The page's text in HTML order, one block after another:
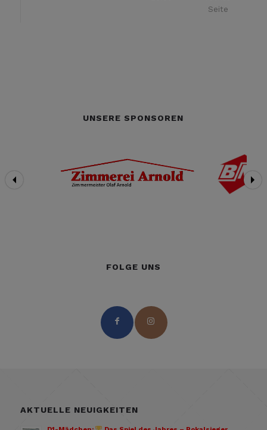
Seite
UNSERE SPONSOREN
FOLGE UNS
AKTUELLE NEUIGKEITEN